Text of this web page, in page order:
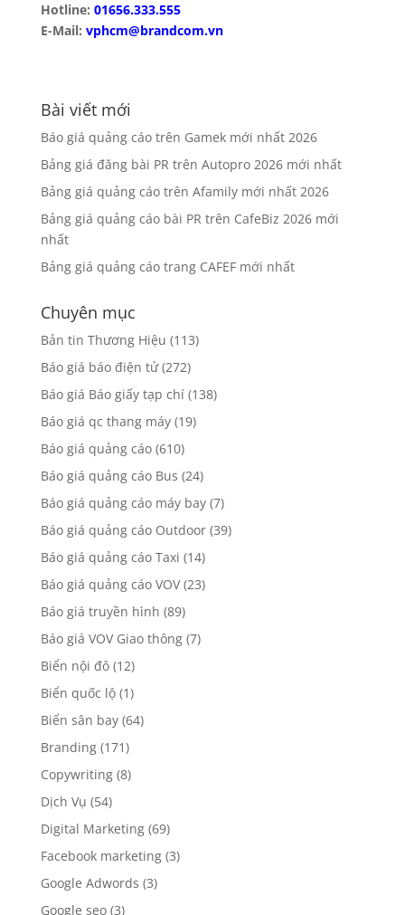
Hotline: 01656.333.555
E-Mail: vphcm@brandcom.vn
Bài viết mới
Báo giá quảng cáo trên Gamek mới nhất 2026
Bảng giá đăng bài PR trên Autopro 2026 mới nhất
Bảng giá quảng cáo trên Afamily mới nhất 2026
Bảng giá quảng cáo bài PR trên CafeBiz 2026 mới
nhất
Bảng giá quảng cáo trang CAFEF mới nhất
Chuyên mục
Bản tin Thương Hiệu (113)
Báo giá báo điện tử(272)
Báo giá Báo giấy tạp chí(138)
Báo giá qc thang máy(19)
Báo giá quảng cáo(610)
Báo giá quảng cáo Bus (24)
Báo giá quảng cáo máy bay(7)
Báo giá quảng cáo Outdoor(39)
Báo giá quảng cáo Taxi (14)
Báo giá quảng cáo VOV(23)
Báo giá truyền hình (89)
Báo giá VOV Giao thông(7)
Biển nội đô(12)
Biển quốc lộ(1)
Biển sân bay(64)
Branding(171)
Copywriting(8)
Dịch Vụ (54)
Digital Marketing(69)
Facebook marketing(3)
Google Adwords (3)
Google seo(3)